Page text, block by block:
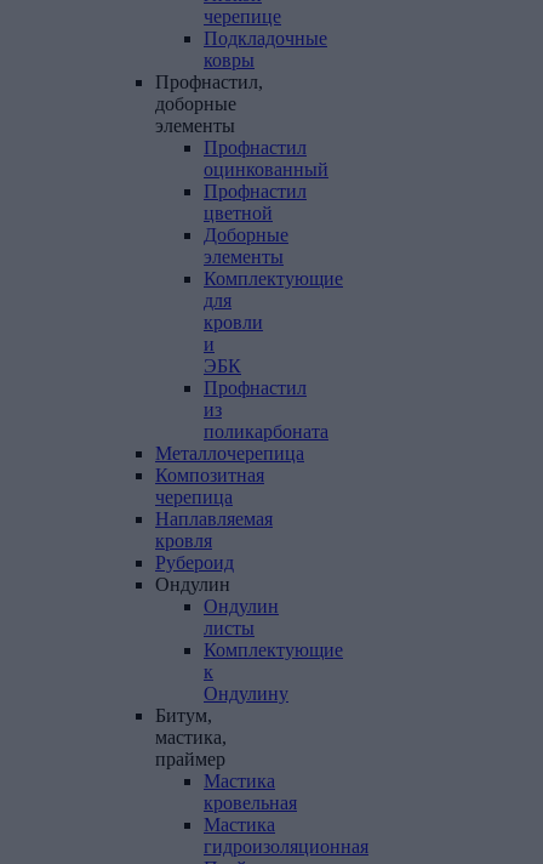
черепице
Подкладочные
ковры
Профнастил,
доборные
элементы
Профнастил
оцинкованный
Профнастил
цветной
Доборные
элементы
Комплектующие
для
кровли
и
ЭБК
Профнастил
из
поликарбоната
Металлочерепица
Композитная
черепица
Наплавляемая
кровля
Рубероид
Ондулин
Ондулин
листы
Комплектующие
к
Ондулину
Битум,
мастика,
праймер
Мастика
кровельная
Мастика
гидроизоляционная